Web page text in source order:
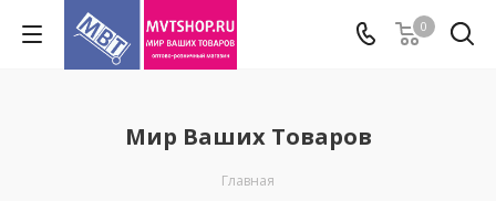
0
Мир Ваших Товаров
Главная